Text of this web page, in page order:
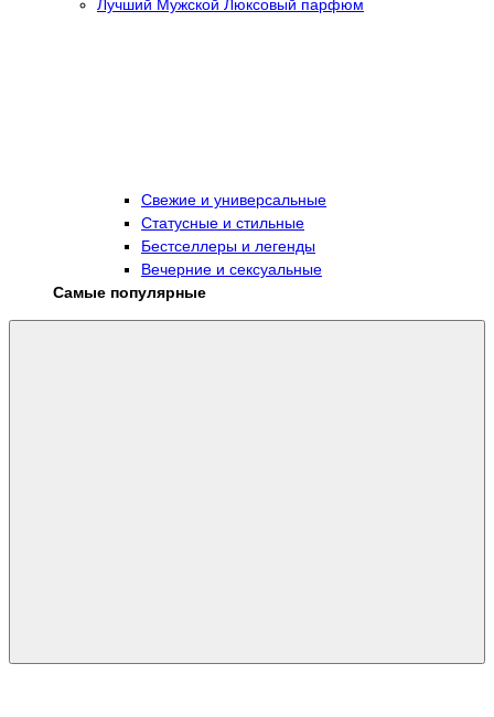
Лучший Мужской Люксовый парфюм
Свежие и универсальные
Статусные и стильные
Бестселлеры и легенды
Вечерние и сексуальные
Самые популярные